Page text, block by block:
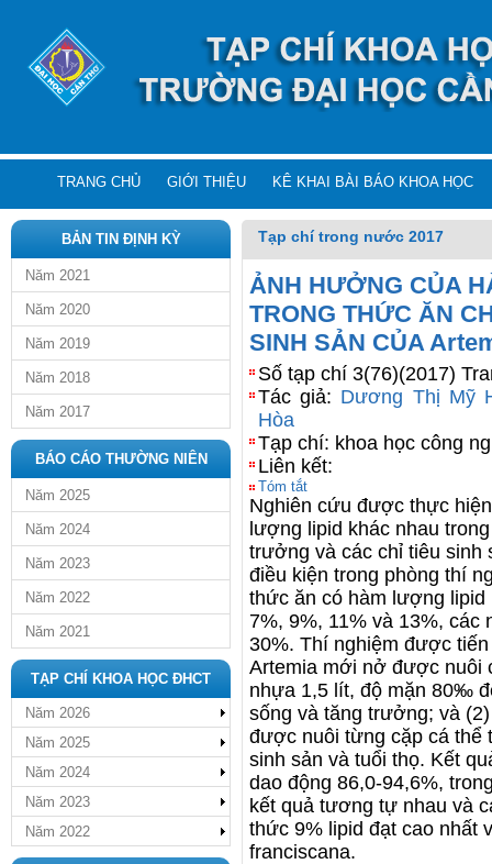
TRANG CHỦ GIỚI THIỆU KÊ KHAI BÀI BÁO KHOA HỌC
BẢN TIN ĐỊNH KỲ
Năm 2021
Năm 2020
Năm 2019
Năm 2018
Năm 2017
BÁO CÁO THƯỜNG NIÊN
Năm 2025
Năm 2024
Năm 2023
Năm 2022
Năm 2021
TẠP CHÍ KHOA HỌC ĐHCT
Năm 2026
Năm 2025
Năm 2024
Năm 2023
Năm 2022
Tạp chí trong nước 2017
ẢNH HƯỞNG CỦA
TRONG THỨC ĂN
SINH SẢN CỦA
Số tạp chí 3(76)(2017)
Tác giả: Dương Thị Mỹ
Hòa
Tạp chí: khoa học công
Liên kết:
Tóm tắt
Nghiên cứu được thực
lượng lipid khác nhau
trưởng và các chỉ tiêu sinh
điều kiện trong phòng thí
thức ăn có hàm lượng lipid
7%, 9%, 11% và 13%,
30%. Thí nghiệm được
Artemia mới nở được nuôi
nhựa 1,5 lít, độ mặn 80‰
sống và tăng trưởng; và
được nuôi từng cặp cá thể
sinh sản và tuổi thọ. Kết
dao động 86,0-94,6%,
kết quả tương tự nhau và
thức 9% lipid đạt cao nhất
franciscana.